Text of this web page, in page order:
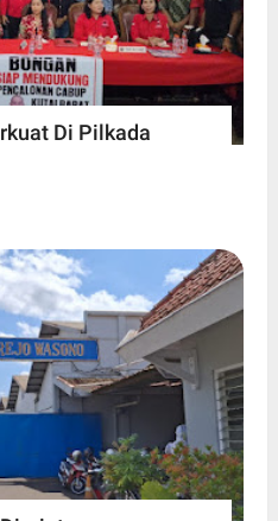
Di Pilkada